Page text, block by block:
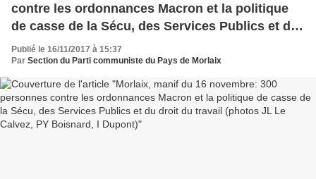
contre les ordonnances Macron et la politique
de casse de la Sécu, des Services Publics et du
droit du travail (photos JL Le Calvez, PY
Boisnard, I Dupont)
Publié le 16/11/2017 à 15:37
Par Section du Parti communiste du Pays de Morlaix